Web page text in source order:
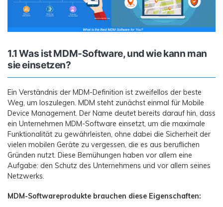
1.1 Was ist MDM-Software, und wie kann man
sie einsetzen?
Ein Verständnis der MDM-Definition ist zweifellos der beste
Weg, um loszulegen. MDM steht zunächst einmal für Mobile
Device Management. Der Name deutet bereits darauf hin, dass
ein Unternehmen MDM-Software einsetzt, um die maximale
Funktionalität zu gewährleisten, ohne dabei die Sicherheit der
vielen mobilen Geräte zu vergessen, die es aus beruflichen
Gründen nutzt. Diese Bemühungen haben vor allem eine
Aufgabe: den Schutz des Unternehmens und vor allem seines
Netzwerks.
MDM-Softwareprodukte brauchen diese Eigenschaften: